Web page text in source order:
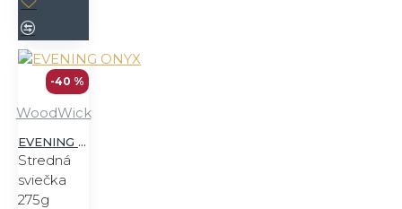
-40 %
WoodWick
EVENING ONYX
Stredná
sviečka
275g